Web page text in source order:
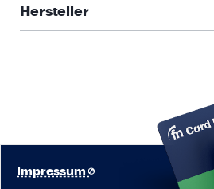
Hersteller
Impressum